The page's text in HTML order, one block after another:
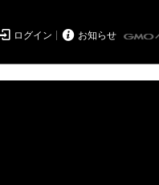
ログイン  お知らせ